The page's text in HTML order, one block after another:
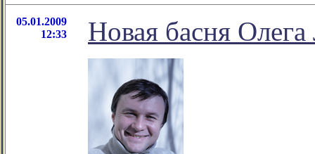
05.01.2009
12:33
Новая басня